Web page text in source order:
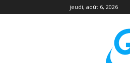
jeudi, août 6, 2026